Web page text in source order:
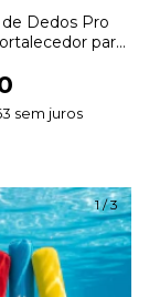
Dedos Pro
para
sem juros
1/3